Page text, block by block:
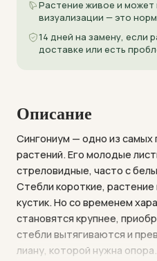
Растение живое и может
визуализации — это
14 дней на замену, если
доставке или есть
Описание
Сингониум — одно из
растений. Его молодые
стреловидные, часто с
Стебли короткие, растение
кустик. Но со временем
становятся крупнее,
стебли вытягиваются и
лиану, которой нужна опора.